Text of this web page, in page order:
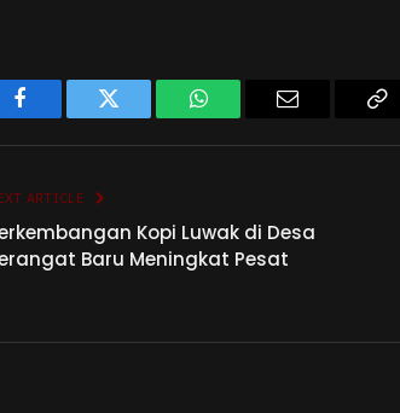
Facebook Twitter WhatsApp
ARTICLE
Kopi Luwak di Desa
Baru Meningkat Pesat